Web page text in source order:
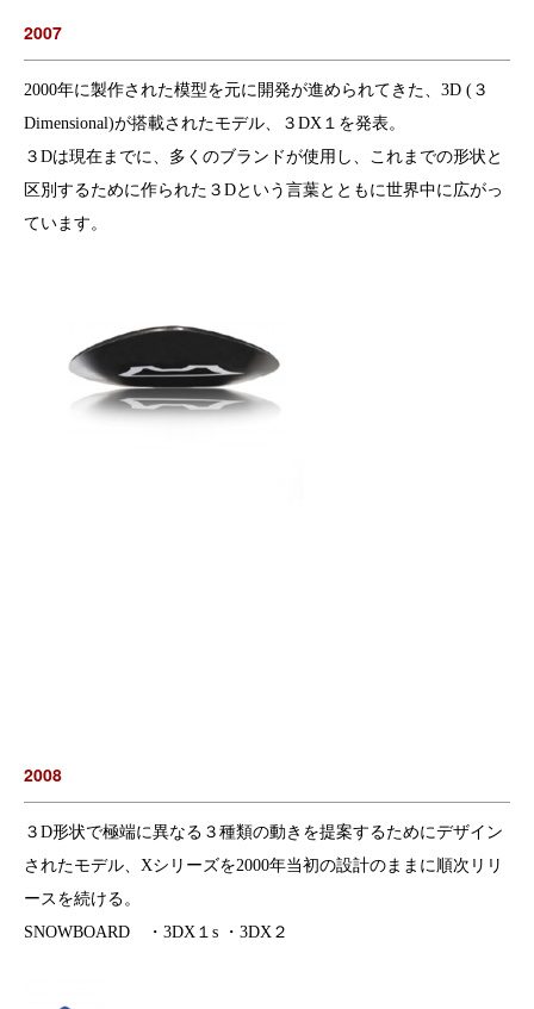
2007
2000年に製作された模型を元に開発が進められてきた、3D (３
Dimensional)が搭載されたモデル、３DX１を発表。
３Dは現在までに、多くのブランドが使用し、これまでの形状と
区別するために作られた３Dという言葉とともに世界中に広がっ
ています。
2008
３D形状で極端に異なる３種類の動きを提案するためにデザイン
されたモデル、Xシリーズを2000年当初の設計のままに順次リリ
ースを続ける。
SNOWBOARD ・3DX１s ・3DX２